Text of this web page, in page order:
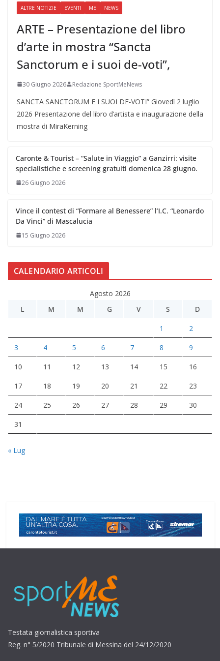
ALTRE NOTIZIE EVENTI ME NEWS
ARTE – Presentazione del libro
d’arte in mostra “Sancta
Sanctorum e i suoi de-voti”,
30 Giugno 2026 Redazione SportMeNews
SANCTA SANCTORUM E I SUOI DE-VOTI” Giovedì 2 luglio
2026 Presentazione del libro d’artista e inaugurazione della
mostra di MiraKerning
Caronte & Tourist – “Salute in Viaggio” a Ganzirri: visite
specialistiche e screening gratuiti domenica 28 giugno.
26 Giugno 2026
Vince il contest di “Formare al Benessere” l’I.C. “Leonardo
Da Vinci” di Mascalucia
15 Giugno 2026
CALENDARIO ARTICOLI
Agosto 2026
L
M M G V S D
1 2
3 4 5 6 7 8 9
10 11 12 13 14 15 16
17 18 19 20 21 22 23
24 25 26 27 28 29 30
31
« Lug
Testata giornalistica sportiva
Reg. n° 5/2020 Tribunale di Messina del 24/12/2020